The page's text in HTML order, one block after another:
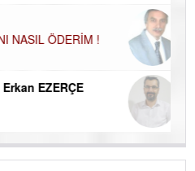
NASIL ÖDERİM !
EZERÇE